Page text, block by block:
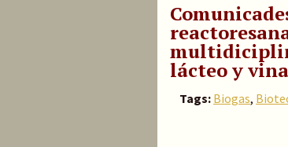
lácteo y
Tags: Biogas,